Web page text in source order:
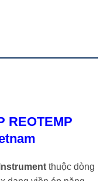
REOTEMP
thuộc dòng